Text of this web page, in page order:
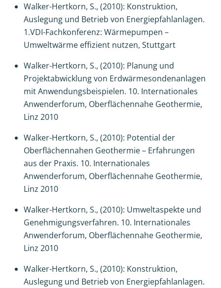
Walker-Hertkorn, S., (2010): Konstruktion,
Auslegung und Betrieb von Energiepfahlanlagen.
1.VDI-Fachkonferenz: Wärmepumpen –
Umweltwärme effizient nutzen, Stuttgart
Walker-Hertkorn, S., (2010): Planung und
Projektabwicklung von Erdwärmesondenanlagen
mit Anwendungsbeispielen. 10. Internationales
Anwenderforum, Oberflächennahe Geothermie,
Linz 2010
Walker-Hertkorn, S., (2010): Potential der
Oberflächennahen Geothermie – Erfahrungen
aus der Praxis. 10. Internationales
Anwenderforum, Oberflächennahe Geothermie,
Linz 2010
Walker-Hertkorn, S., (2010): Umweltaspekte und
Genehmigungsverfahren. 10. Internationales
Anwenderforum, Oberflächennahe Geothermie,
Linz 2010
Walker-Hertkorn, S., (2010): Konstruktion,
Auslegung und Betrieb von Energiepfahlanlagen.